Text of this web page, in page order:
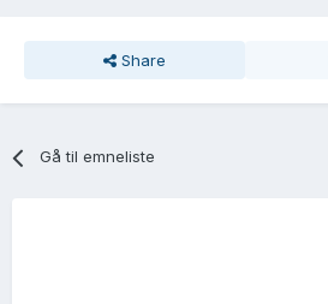
Share
Gå til emneliste